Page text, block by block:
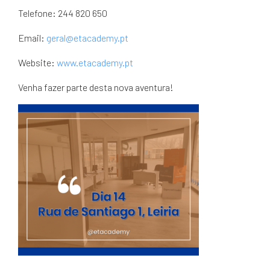
Telefone: 244 820 650
Email: geral@etacademy.pt
Website: www.etacademy.pt
Venha fazer parte desta nova aventura!